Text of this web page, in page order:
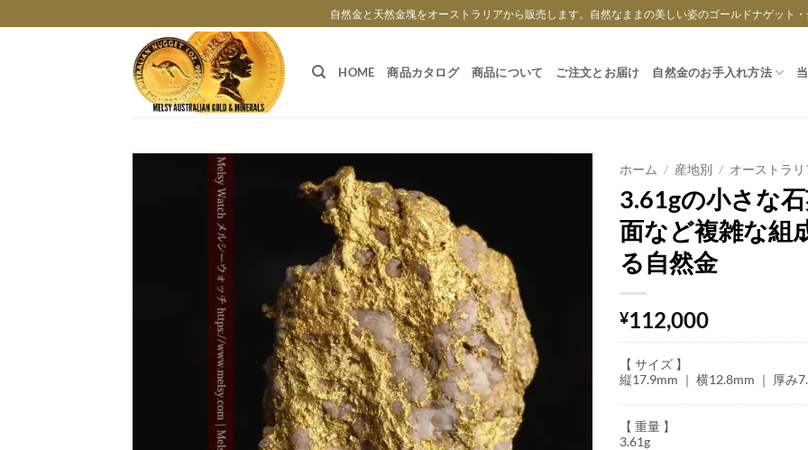
to
自然金と天然金塊をオーストラリアから販売します。自然なままの美しい姿のゴールドナゲット
HOME 商品カタログ 商品について ご注文とお届け 自然金のお手入れ方法
ホーム / 産地別 / オーストラリ
3.61gの小さな
面など複雑な組
る自然金
¥112,000
【 サイズ 】
縦17.9mm ｜ 横12.8mm ｜ 厚み
【 重量 】
3.61g